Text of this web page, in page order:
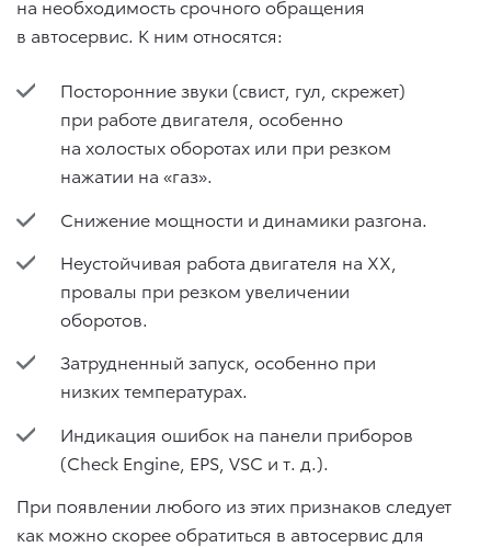
на необходимость срочного обращения
в автосервис. К ним относятся:
Посторонние звуки (свист, гул, скрежет)
при работе двигателя, особенно
на холостых оборотах или при резком
нажатии на «газ».
Снижение мощности и динамики разгона.
Неустойчивая работа двигателя на ХХ,
провалы при резком увеличении
оборотов.
Затрудненный запуск, особенно при
низких температурах.
Индикация ошибок на панели приборов
(Check Engine, EPS, VSC и т. д.).
При появлении любого из этих признаков следует
как можно скорее обратиться в автосервис для